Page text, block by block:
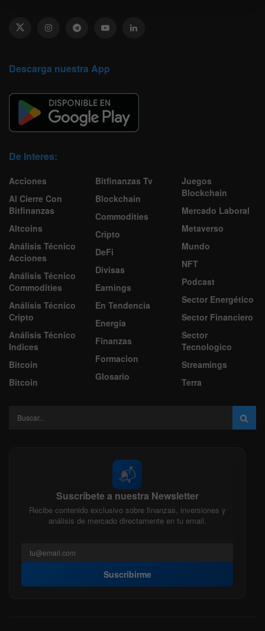
Descarga nuestra App
De Interes:
Acciones
Al Cierre Con
Bitfinanzas
Altcoins
Análisis Técnico
Acciones
Análisis Técnico
Commodities
Análisis Técnico
Cripto
Análisis Técnico
Indices
Bitcoin
Bitcoin
Bitfinanzas Tv
Blockchain
Commodities
Cripto
DeFi
Divisas
Earnings
En Tendencia
Energía
Finanzas
Formacion
Glosario
Juegos
Blockchain
Mercado Laboral
Metaverso
Mundo
NFT
Podcast
Sector Energético
Sector Financiero
Sector
Tecnologico
Streamings
Terra
📬
Suscríbete a nuestra Newsletter
Recibe contenido exclusivo sobre finanzas, inversiones y
análisis de mercado directamente en tu email.
Suscribirme